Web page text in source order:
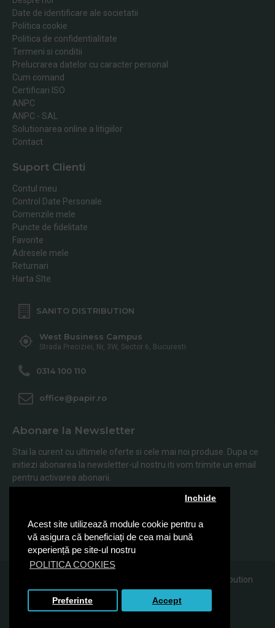
Acest site utilizează module cookie pentru a
vă asigura că beneficiați de cea mai bună
experiență pe site-ul nostru
POLITICA COOKIES
Inchide
Preferinte Accept
Date de identificare ale societatii
Politica cookie
Politica de confidentialitate
Termeni si conditii
Prelucrarea datelor cu caracter personal
Cum comand
Certificari ISO
ANPC
ANPC - SAL
Solutionarea online a litigiilor
Contact
Suport Clienti
Contul meu
Control Date Personale
Comenzile mele
Puncte de fidelitate
Favorite
Adresele mele
Returnari
Harta SIte
SANITO DISTRIBUTION
West Business Campus
Strada Preciziei, Nr, 3W, Sector 6, Bucuresti
0314 100 110
office@papir.ro
Abonare la Newsletter
Stai la curent cu ultimele oferte si cele mai noi produse. Dupa ce
initiezi abonarea la newsletter-ul nostru iti vom trimite un email
pentru activarea abonarii.
Abonare
Am citit şi sunt de acord cu Politica de Confidentialitate
© 2019, Papir.ro, Toate drepturile rezervate Sanito Distribution